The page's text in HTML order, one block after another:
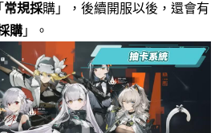
常規採購 」， 後續開服以後，還會有
購 」。